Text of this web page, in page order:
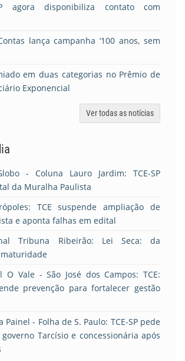
agora disponibiliza contato com
lança campanha ‘100 anos, sem
em duas categorias no Prêmio de
Exponencial
Ver todas as notícias
- Coluna Lauro Jardim: TCE-SP
da Muralha Paulista
TCE suspende ampliação de
e aponta falhas em edital
Tribuna Ribeirão: Lei Seca: da
O Vale - São José dos Campos: TCE:
prevenção para fortalecer gestão
Painel - Folha de S. Paulo: TCE-SP pede
Tarcísio e concessionária após